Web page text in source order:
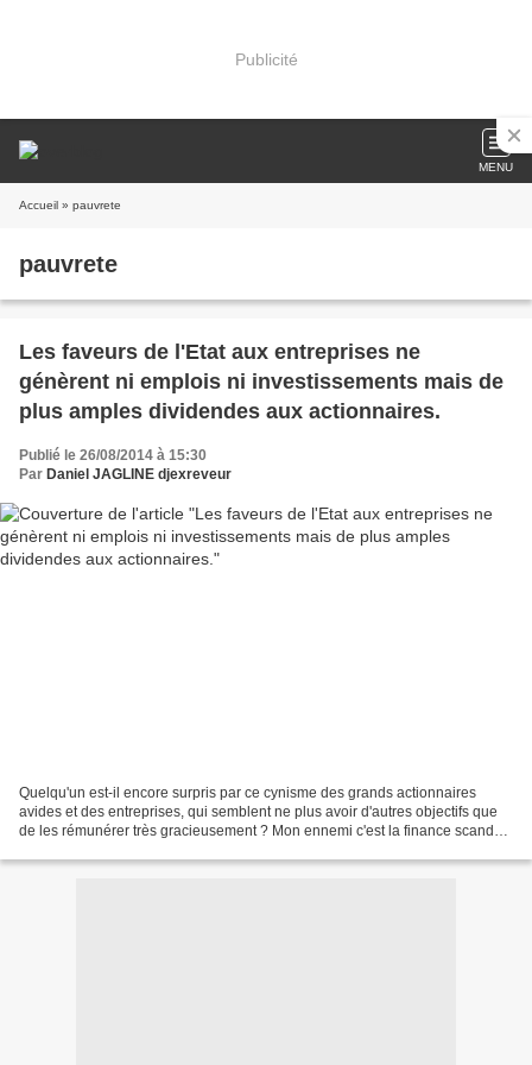
Publicité
MENU
Accueil » pauvrete
pauvrete
Les faveurs de l'Etat aux entreprises ne
génèrent ni emplois ni investissements mais de
plus amples dividendes aux actionnaires.
Publié le 26/08/2014 à 15:30
Par Daniel JAGLINE djexreveur
Quelqu'un est-il encore surpris par ce cynisme des grands actionnaires
avides et des entreprises, qui semblent ne plus avoir d'autres objectifs que
de les rémunérer très gracieusement ? Mon ennemi c'est la finance scandait